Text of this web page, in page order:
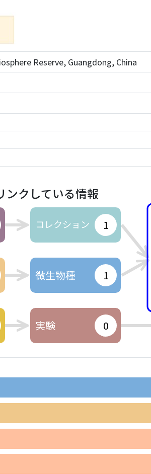
Reserve, Guangdong, China
ンクしている情報
コレクション 1
微生物種 1
実験 0